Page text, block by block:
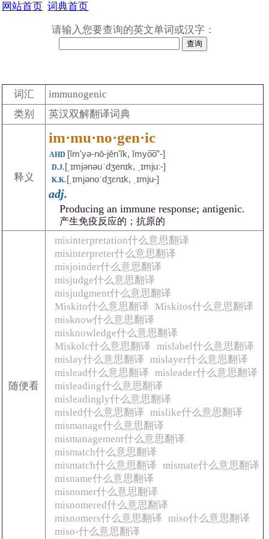
网站首页 词典首页
请输入您要查询的英文单词或汉字：
词汇
immunogenic
类别
英汉双解翻译词典
释义
im·mu·no·gen·ic
AHD [ĭm'yə-nō-jĕnʹĭk, ĭmyo͞o”-]
D.J.[ˌɪmjənəʊˈdʒenɪk, ˌɪmjuː-]
K.K.[ˌɪmjənoˈdʒɛnɪk, ˌɪmju-]
adj.
Producing an immune response; antigenic.
产生免疫反应的；抗原的
随便看
misinterpretation什么意思翻译
misinterpreter什么意思翻译
misjoinder什么意思翻译
misjudge什么意思翻译
misjudgment什么意思翻译
Miskito什么意思翻译
Miskitos什么意思翻译
misknow什么意思翻译
misknowledge什么意思翻译
Miskolc什么意思翻译 mislabel什么意思翻译
mislay什么意思翻译 mislayer什么意思翻译
mislead什么意思翻译 misleader什么意思翻译
misleading什么意思翻译
misleadingly什么意思翻译
misled什么意思翻译 mislike什么意思翻译
mismanage什么意思翻译
mismanagement什么意思翻译
mismatch什么意思翻译
mismatch什么意思翻译 mismate什么意思翻译
misname什么意思翻译
misnomer什么意思翻译
misnomered什么意思翻译
misnomers什么意思翻译 miso什么意思翻译
miso-什么意思翻译